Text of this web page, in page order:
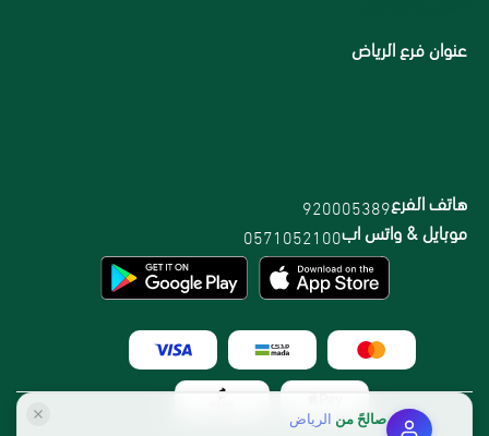
عنوان فرع الرياض
هاتف الفرع920005389
موبايل & واتس اب0571052100
صالحً من الرياض